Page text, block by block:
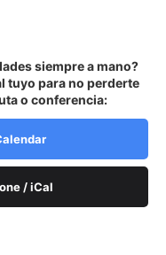
siempre a mano?
tuyo para no perderte
o conferencia:
/ iCal